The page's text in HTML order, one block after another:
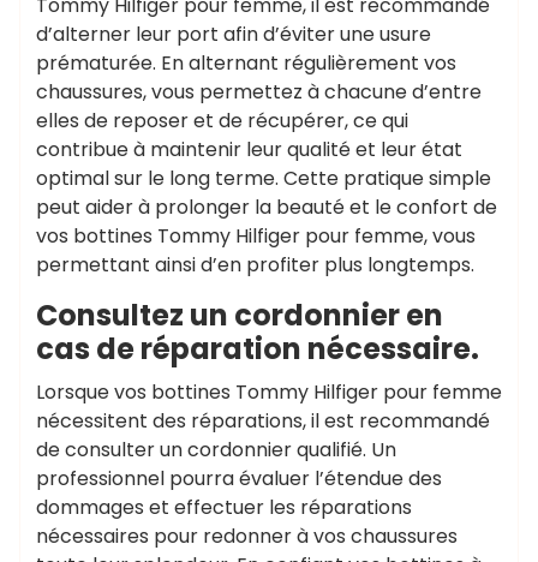
Tommy Hilfiger pour femme, il est recommandé
d’alterner leur port afin d’éviter une usure
prématurée. En alternant régulièrement vos
chaussures, vous permettez à chacune d’entre
elles de reposer et de récupérer, ce qui
contribue à maintenir leur qualité et leur état
optimal sur le long terme. Cette pratique simple
peut aider à prolonger la beauté et le confort de
vos bottines Tommy Hilfiger pour femme, vous
permettant ainsi d’en profiter plus longtemps.
Consultez un cordonnier en
cas de réparation nécessaire.
Lorsque vos bottines Tommy Hilfiger pour femme
nécessitent des réparations, il est recommandé
de consulter un cordonnier qualifié. Un
professionnel pourra évaluer l’étendue des
dommages et effectuer les réparations
nécessaires pour redonner à vos chaussures